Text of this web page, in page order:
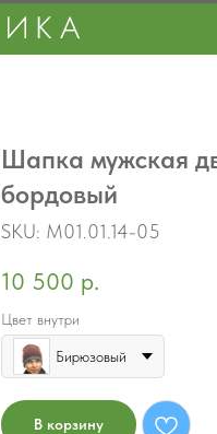
Шапка мужская
бордовый
SKU: M01.01.14-05
10 500 р.
Цвет внутри
Бирюзовый
В корзину